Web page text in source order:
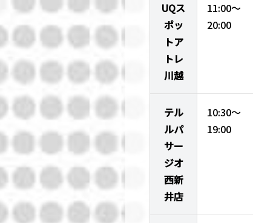
UQス
ポッ
トア
トレ
川越
11:00～
20:00
テル
ルパ
サー
ジオ
西新
井店
10:30～
19:00